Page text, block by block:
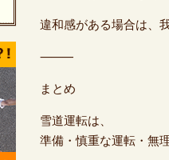
違和感がある場合は、
⸻
まとめ
雪道運転は、
準備・慎重な運転・無